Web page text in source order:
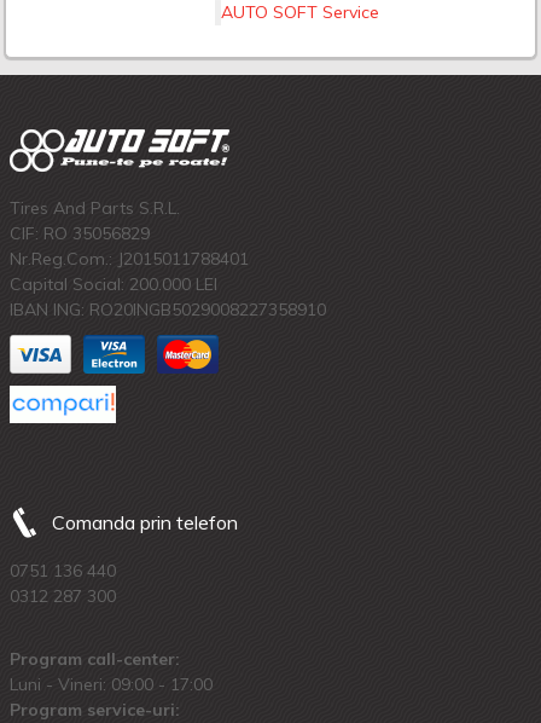
AUTO SOFT Service
Tires And Parts S.R.L.
CIF: RO 35056829
Nr.Reg.Com.: J2015011788401
Capital Social: 200.000 LEI
IBAN ING: RO20INGB5029008227358910
Comanda prin telefon
0751 136 440
0312 287 300
Program call-center:
Luni - Vineri: 09:00 - 17:00
Program service-uri: